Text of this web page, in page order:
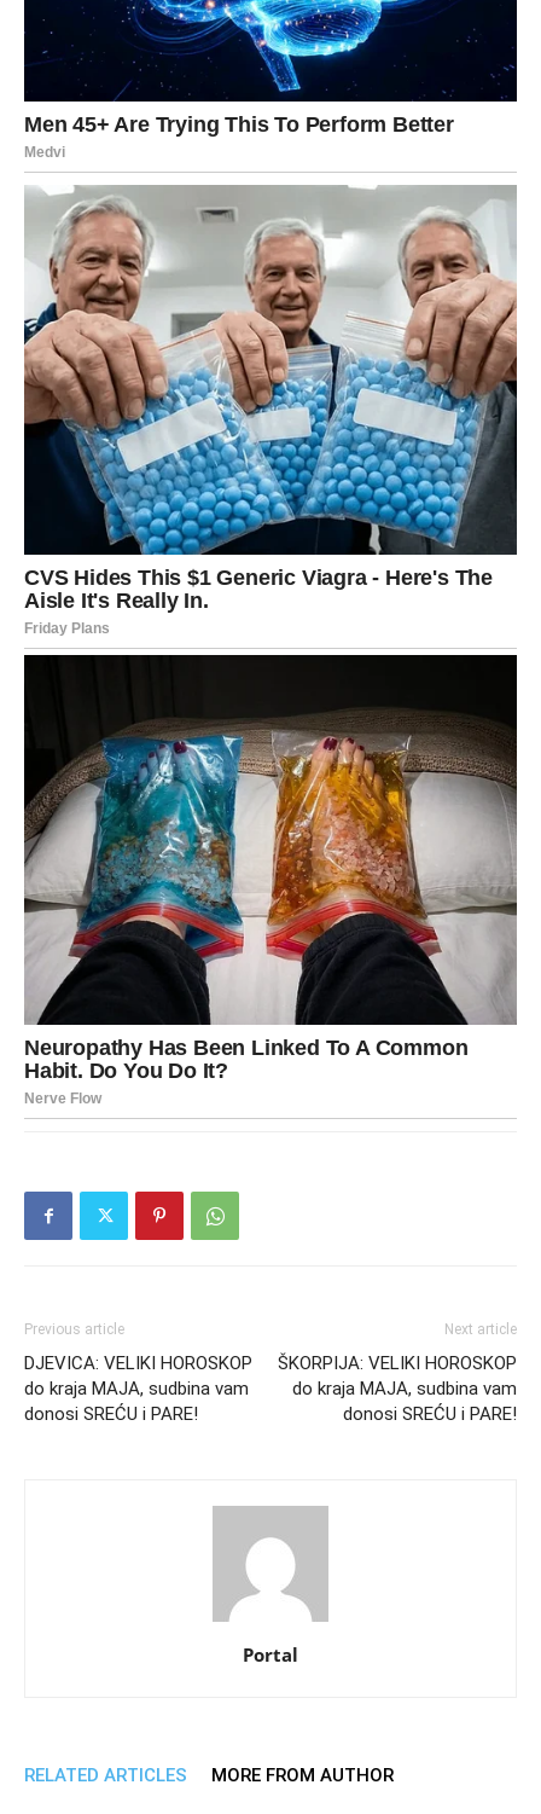
Previous article
DJEVICA: VELIKI HOROSKOP
do kraja MAJA, sudbina vam
donosi SREĆU i PARE!
Next article
ŠKORPIJA: VELIKI HOROSKOP
do kraja MAJA, sudbina vam
donosi SREĆU i PARE!
Portal
RELATED ARTICLES MORE FROM AUTHOR